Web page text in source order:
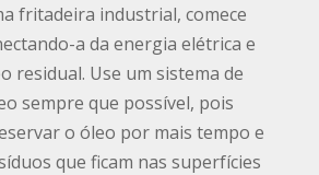
fritadeira industrial, comece
a da energia elétrica e
residual. Use um sistema de
sempre que possível, pois
o óleo por mais tempo e
que ficam nas superfícies